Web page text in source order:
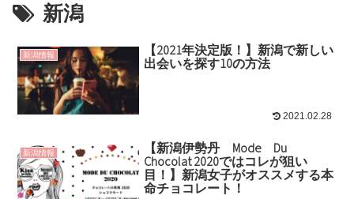
新潟
新潟情報
【2021年決定版！】新潟で新しい
出会いを探す10の方法
2021.02.28
新潟情報
【新潟伊勢丹 Mode Du
Chocolat 2020ではコレが狙い
目！】新潟女子がオススメする本
命チョコレート！